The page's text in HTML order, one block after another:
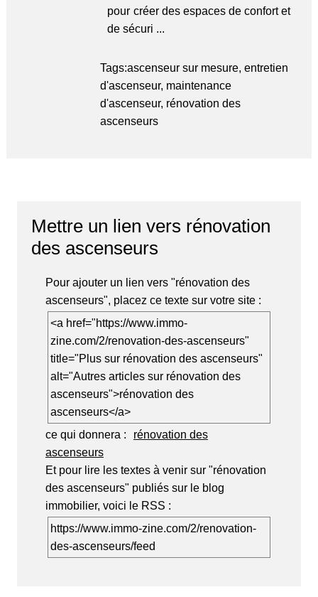
pour créer des espaces de confort et
de sécuri ...
Tags:ascenseur sur mesure,entretien
d'ascenseur, maintenance
d'ascenseur, rénovation des
ascenseurs
Mettre un lien vers rénovation
des ascenseurs
Pour ajouter un lien vers "rénovation des
ascenseurs", placez ce texte sur votre site :
<a href="https://www.immo-
zine.com/2/renovation-des-ascenseurs"
title="Plus sur rénovation des ascenseurs"
alt="Autres articles sur rénovation des
ascenseurs">rénovation des
ascenseurs</a>
ce qui donnera :
rénovation des
ascenseurs
Et pour lire les textes à venir sur "rénovation
des ascenseurs" publiés sur le blog
immobilier, voici le RSS :
https://www.immo-zine.com/2/renovation-
des-ascenseurs/feed